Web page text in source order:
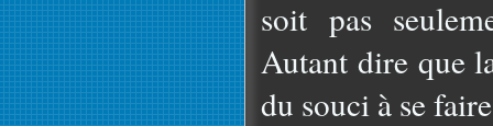
soit pas
Autant dire que
du souci à se